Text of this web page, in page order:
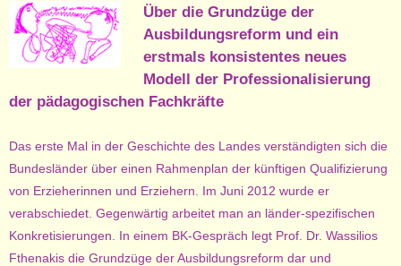
Über die Grundzüge der
Ausbildungsreform und ein
erstmals konsistentes neues
Modell der Professionalisierung
der pädagogischen Fachkräfte
Das erste Mal in der Geschichte des Landes verständigten sich die
Bundesländer über einen Rahmenplan der künftigen Qualifizierung
von Erzieherinnen und Erziehern. Im Juni 2012 wurde er
verabschiedet. Gegenwärtig arbeitet man an länder-spezifischen
Konkretisierungen. In einem BK-Gespräch legt Prof. Dr. Wassilios
Fthenakis die Grundzüge der Ausbildungsreform dar und